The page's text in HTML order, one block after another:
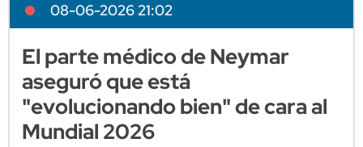
08-06-2026 21:02
El parte médico de Neymar
aseguró que está
"evolucionando bien" de cara al
Mundial 2026